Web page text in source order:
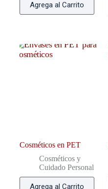
Agrega al Carrito
Cosméticos en PET
Cosméticos y
Cuidado Personal
Agrega al Carrito